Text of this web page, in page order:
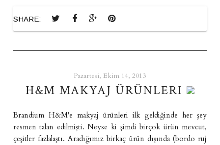
SHARE:
Pazartesi, Ekim 14, 2013
H&M MAKYAJ ÜRÜNLERI
Brandium H&M'e makyaj ürünleri ilk geldiğinde her şey
resmen talan edilmişti. Neyse ki şimdi birçok ürün mevcut,
çeşitler fazlalaştı. Aradığımız birkaç ürün dışında (bordo ruj